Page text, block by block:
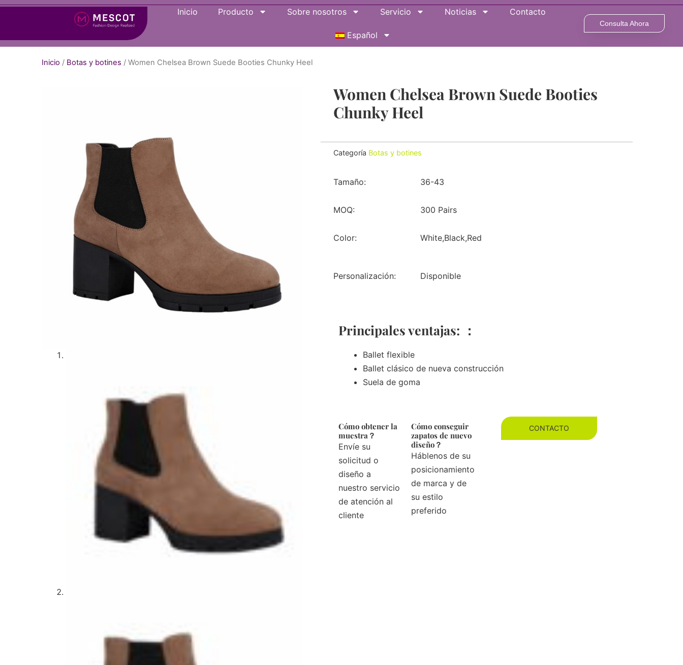
Inicio Producto Sobre nosotros Servicio Noticias Contacto
Español
Consulta Ahora
Inicio / Botas y botines / Women Chelsea Brown Suede Booties Chunky Heel
Women Chelsea Brown Suede Booties
Chunky Heel
Categoría Botas y botines
Tamaño: 36-43
MOQ: 300 Pairs
Color: White,Black,Red
Personalización: Disponible
Principales ventajas: ：
Ballet flexible
Ballet clásico de nueva construcción
Suela de goma
Cómo obtener la
muestra？
Envíe su
solicitud o
diseño a
nuestro servicio
de atención al
cliente
Cómo conseguir
zapatos de nuevo
diseño？
Háblenos de su
posicionamiento
de marca y de
su estilo
preferido
CONTACTO